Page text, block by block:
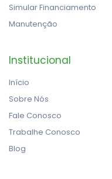
Simular Financiamento
Manutenção
Institucional
Início
Sobre Nós
Fale Conosco
Trabalhe Conosco
Blog